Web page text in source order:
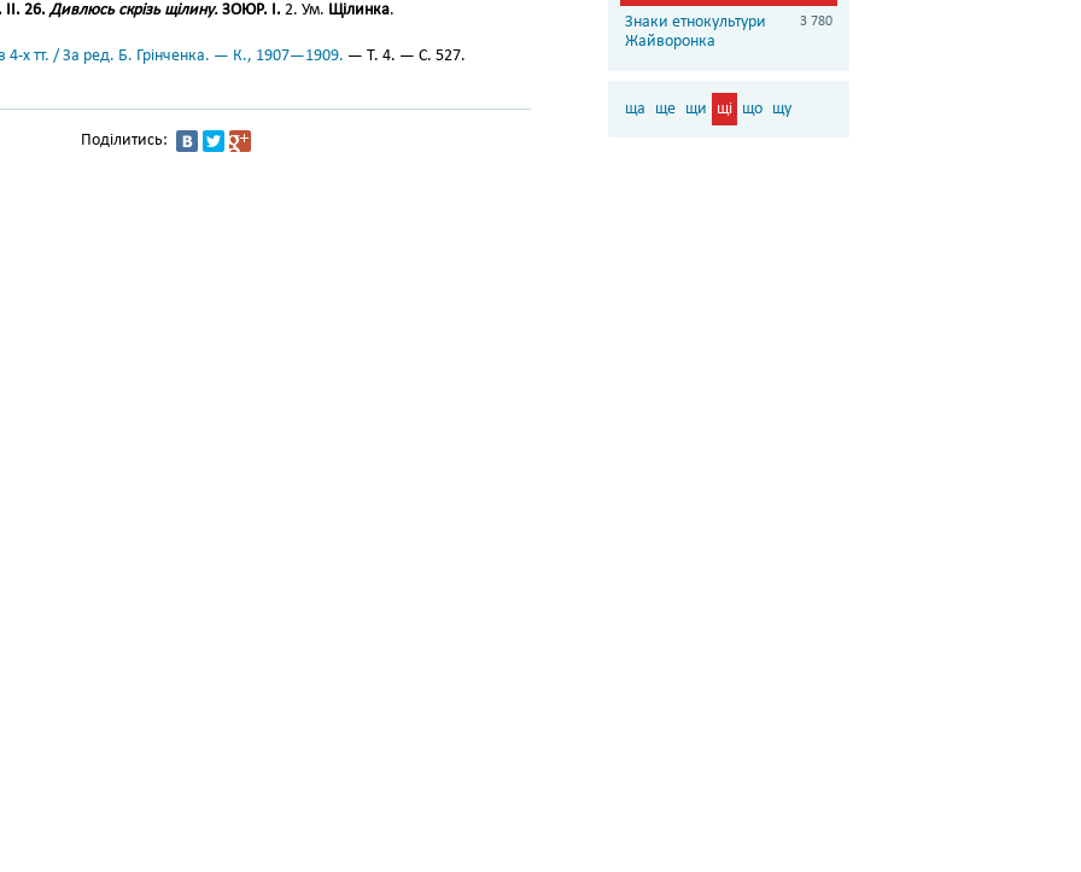
26.Дивлюсь скрізь щілину. ЗОЮР. І. 2. Ум. Щілинка.
4-х тт. / За ред. Б. Грінченка. — К., 1907—1909. — Т. 4. — С. 527.
Поділитись:
Знаки етнокультури
Жайворонка
3 780
ща ще щи щі що щу